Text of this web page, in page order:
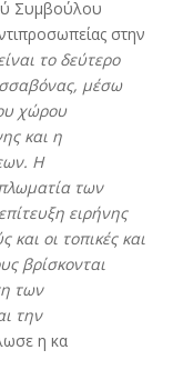
Συμβούλου
στην
το δεύτερο
μέσω
χώρου
και η
Η
των
ειρήνης
οι τοπικές και
βρίσκονται
των
την
η κα